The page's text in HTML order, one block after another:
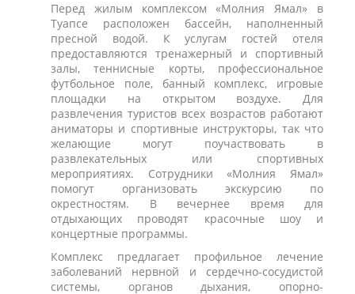
Перед жилым комплексом «Молния Ямал» в
Туапсе расположен бассейн, наполненный
пресной водой. К услугам гостей отеля
предоставляются тренажерный и спортивный
залы, теннисные корты, профессиональное
футбольное поле, банный комплекс, игровые
площадки на открытом воздухе. Для
развлечения туристов всех возрастов работают
аниматоры и спортивные инструкторы, так что
желающие могут поучаствовать в
развлекательных или спортивных
мероприятиях. Сотрудники «Молния Ямал»
помогут организовать экскурсию по
окрестностям. В вечернее время для
отдыхающих проводят красочные шоу и
концертные программы.
Комплекс предлагает профильное лечение
заболеваний нервной и сердечно-сосудистой
системы, органов дыхания, опорно-